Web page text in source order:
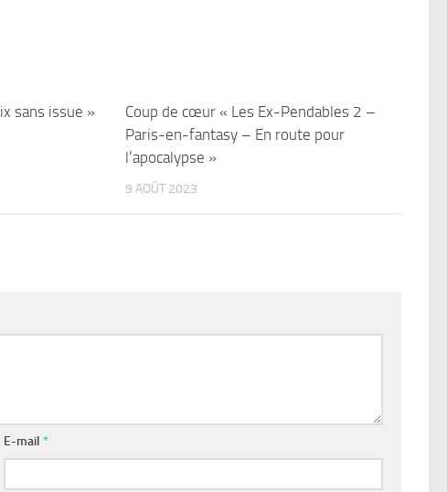
sans issue »
Coup de cœur « Les Ex-Pendables 2 –
Paris-en-fantasy – En route pour
l’apocalypse »
9 AOÛT 2023
E-mail*